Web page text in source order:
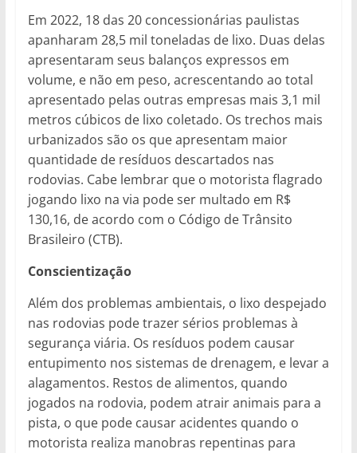
Em 2022, 18 das 20 concessionárias paulistas
apanharam 28,5 mil toneladas de lixo. Duas delas
apresentaram seus balanços expressos em
volume, e não em peso, acrescentando ao total
apresentado pelas outras empresas mais 3,1 mil
metros cúbicos de lixo coletado. Os trechos mais
urbanizados são os que apresentam maior
quantidade de resíduos descartados nas
rodovias. Cabe lembrar que o motorista flagrado
jogando lixo na via pode ser multado em R$
130,16, de acordo com o Código de Trânsito
Brasileiro (CTB).
Conscientização
Além dos problemas ambientais, o lixo despejado
nas rodovias pode trazer sérios problemas à
segurança viária. Os resíduos podem causar
entupimento nos sistemas de drenagem, e levar a
alagamentos. Restos de alimentos, quando
jogados na rodovia, podem atrair animais para a
pista, o que pode causar acidentes quando o
motorista realiza manobras repentinas para